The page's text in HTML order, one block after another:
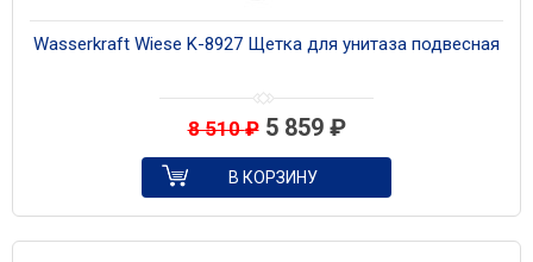
Wasserkraft Wiese K-8927 Щетка для унитаза подвесная
8 510₽ 5 859 ₽
В КОРЗИНУ